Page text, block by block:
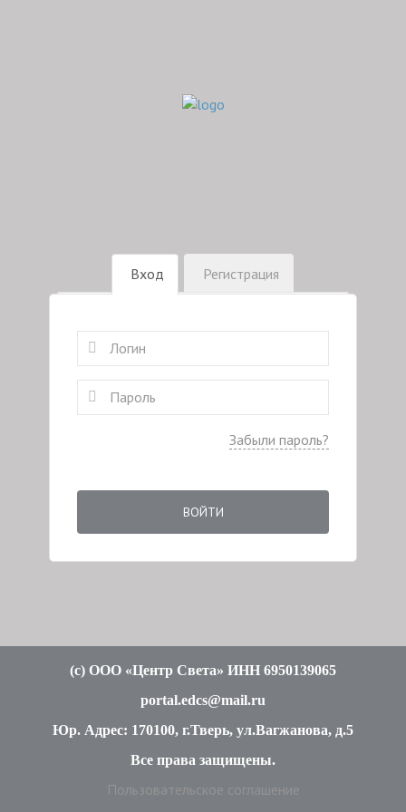
Вход Регистрация
Забыли пароль?
ВОЙТИ
(c) ООО «Центр Света» ИНН 6950139065
portal.edcs@mail.ru
Юр. Адрес: 170100, г.Тверь, ул.Вагжанова, д.5
Все права защищены.
Пользовательское соглашение